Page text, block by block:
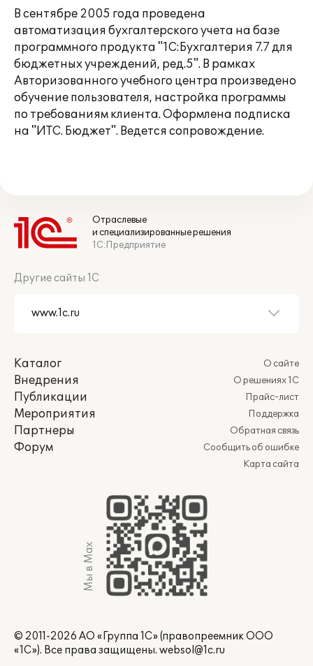
В сентябре 2005 года проведена
автоматизация бухгалтерского учета на базе
программного продукта "1С:Бухгалтерия 7.7 для
бюджетных учреждений, ред.5". В рамках
Авторизованного учебного центра произведено
обучение пользователя, настройка программы
по требованиям клиента. Оформлена подписка
на "ИТС. Бюджет". Ведется сопровождение.
Отраслевые
и специализированные решения
1С:Предприятие
Другие сайты 1С
Каталог
Внедрения
Публикации
Мероприятия
Партнеры
Форум
О сайте
О решениях 1С
Прайс-лист
Поддержка
Обратная связь
Сообщить об ошибке
Карта сайта
Мы в Max
© 2011-2026 АО «Группа 1С» (правопреемник ООО
«1С»). Все права защищены. websol@1c.ru